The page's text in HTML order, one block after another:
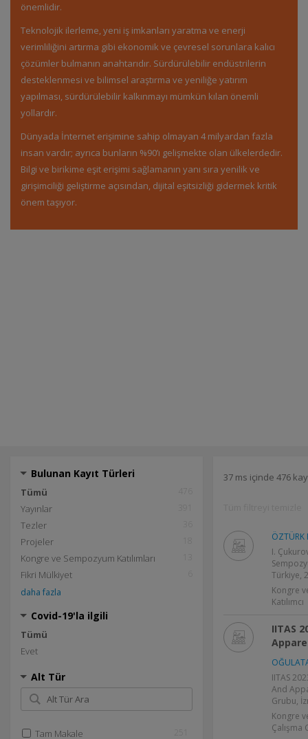
önemlidir.
Teknolojik ilerleme, yeni iş imkanları yaratma ve enerji
verimliliğini artırma gibi ekonomik ve çevresel sorunlara kalıcı
çözümler bulmanın anahtarıdır. Sürdürülebilir endüstrilerin
desteklenmesi ve bilimsel araştırma ve yeniliğe yatırım
yapılması, sürdürülebilir kalkınmayı mümkün kılan önemli
yollardır.
Dünyada İnternet erişimine sahip olmayan 4 milyardan fazla
insan vardır; ayrıca bunların %90’ı gelişmekte olan ülkelerdedir.
Bilgi ve birikime eşit erişimi sağlamanın yanı sıra yenilik ve
girişimciliği geliştirme açısından, dijital eşitsizliği gidermek kritik
önem taşıyor.
Bulunan Kayıt Türleri
Tümü
Yayınlar
Tezler
Projeler
Kongre ve Sempozyum Katılımları
Fikri Mülkiyet
daha fazla
Covid-19'la ilgili
Tümü
Evet
Alt Tür
Tam Makale
37 ms içinde 476
ÖZTÜRK
I.
Türkiye,
Kongre
Katılımcı
IITAS
IITAS
And
Grubu,
Kongre
Çalışma